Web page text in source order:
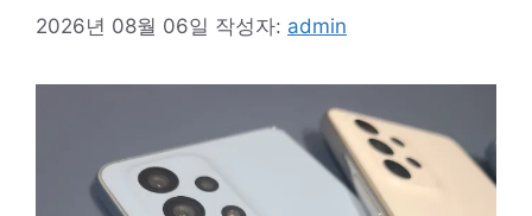
2026년 08월 06일 작성자: admin